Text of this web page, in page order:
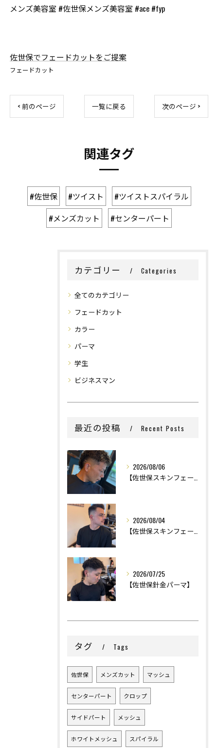
メンズ美容室 #佐世保メンズ美容室 #ace #fyp
佐世保でフェードカットをご提案
フェードカット
< 前のページ 一覧に戻る 次のページ >
関連タグ
#佐世保 #ツイスト
#ツイストスパイラル
#メンズカット
#センターパート
カテゴリー Categories
全てのカテゴリー
フェードカット
カラー
パーマ
学生
ビジネスマン
最近の投稿 Recent Posts
2026/08/06
2026/08/04
2026/07/25
【佐世保針金パーマ】
タグ Tags
佐世保 メンズカット マッシュ
センターパート クロップ
サイドパート メッシュ
ホワイトメッシュ スパイラル